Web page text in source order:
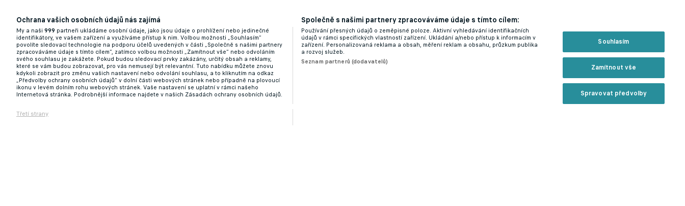
Ochrana vašich osobních údajů nás zajímá
My a naši 999 partneři ukládáme osobní údaje, jako jsou údaje o prohlížení nebo jedinečné
identifikátory, ve vašem zařízení a využíváme přístup k nim. Volbou možnosti „Souhlasím“
povolíte sledovací technologie na podporu účelů uvedených v části „Společně s našimi partnery
zpracováváme údaje s tímto cílem“, zatímco volbou možnosti „Zamítnout vše“ nebo odvoláním
svého souhlasu je zakážete. Pokud budou sledovací prvky zakázány, určitý obsah a reklamy,
které se vám budou zobrazovat, pro vás nemusejí být relevantní. Tuto nabídku můžete znovu
kdykoli zobrazit pro změnu vašich nastavení nebo odvolání souhlasu, a to kliknutím na odkaz
„Předvolby ochrany osobních údajů“ v dolní části webových stránek nebo případně na plovoucí
ikonu v levém dolním rohu webových stránek. Vaše nastavení se uplatní v rámci našeho
Internetová stránka. Podrobnější informace najdete v našich Zásadách ochrany osobních údajů.
Třetí strany
Společně s našimi partnery zpracováváme údaje s tímto cílem:
Používání přesných údajů o zeměpisné poloze. Aktivní vyhledávání identifikačních
údajů v rámci specifických vlastností zařízení. Ukládání a/nebo přístup k informacím v
zařízení. Personalizovaná reklama a obsah, měření reklam a obsahu, průzkum publika
a rozvoj služeb.
Seznam partnerů (dodavatelů)
Souhlasím
Zamítnout vše
Spravovat předvolby